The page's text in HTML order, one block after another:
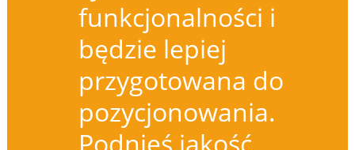
funkcjonalności i
będzie lepiej
przygotowana do
pozycjonowania.